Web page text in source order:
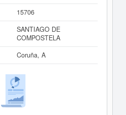
15706
SANTIAGO DE
COMPOSTELA
Coruña, A